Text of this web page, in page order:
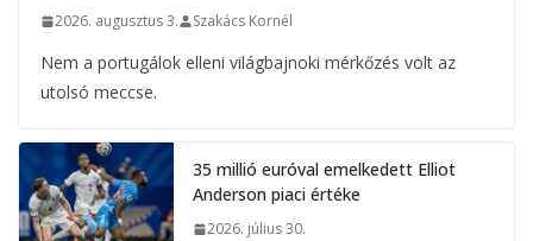
2026. augusztus 3. Szakács Kornél
Nem a portugálok elleni világbajnoki mérkőzés volt az
utolsó meccse.
35 millió euróval emelkedett Elliot
Anderson piaci értéke
2026. július 30.